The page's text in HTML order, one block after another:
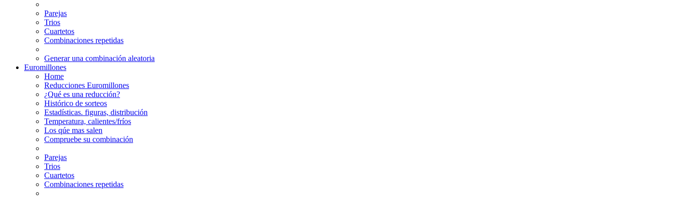
Parejas
Trios
Cuartetos
Combinaciones repetidas
Generar una combinación aleatoria
Euromillones
Home
Reducciones Euromillones
¿Qué es una reducción?
Histórico de sorteos
Estadísticas. figuras, distribución
Temperatura, calientes/fríos
Los qúe mas salen
Compruebe su combinación
Parejas
Trios
Cuartetos
Combinaciones repetidas